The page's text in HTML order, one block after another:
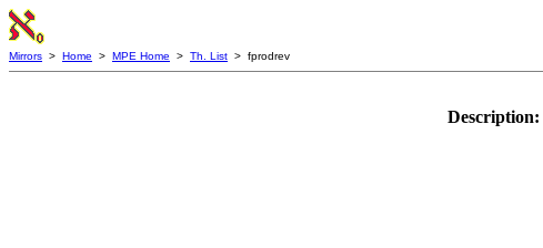
Mirrors > Home > MPE Home > Th. List > fprodrev
Description: